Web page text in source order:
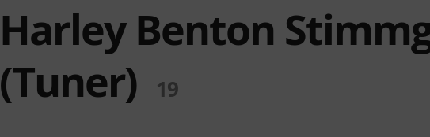
Harley Benton
(Tuner)
19